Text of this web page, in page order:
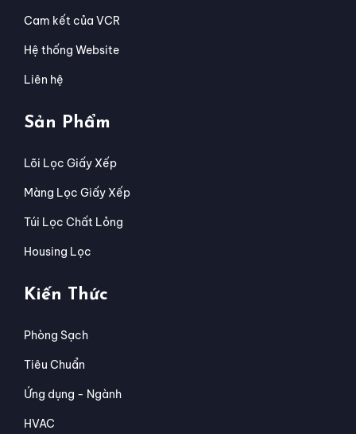
Cam kết của VCR
Hệ thống Website
Liên hệ
Sản Phẩm
Lõi Lọc Giấy Xếp
Màng Lọc Giấy Xếp
Túi Lọc Chất Lỏng
Housing Lọc
Kiến Thức
Phòng Sạch
Tiêu Chuẩn
Ứng dụng - Ngành
HVAC